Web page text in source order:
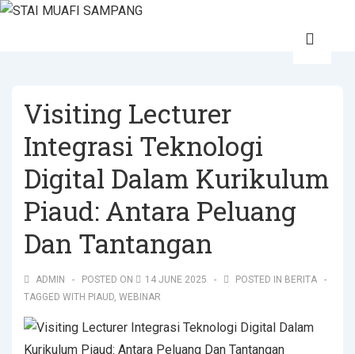
Visiting Lecturer
Integrasi Teknologi
Digital Dalam Kurikulum
Piaud: Antara Peluang
Dan Tantangan
ADMIN POSTED ON 14 JUNE 2025 POSTED IN BERITA
TAGGED WITH PIAUD, WEBINAR